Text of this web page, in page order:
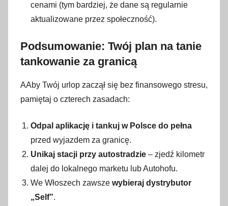
cenami (tym bardziej, że dane są regularnie
aktualizowane przez społeczność).
Podsumowanie: Twój plan na tanie
tankowanie za granicą
AAby Twój urlop zaczął się bez finansowego stresu,
pamiętaj o czterech zasadach:
Odpal aplikację i tankuj w Polsce do pełna
przed wyjazdem za granicę.
Unikaj stacji przy autostradzie – zjedź kilometr
dalej do lokalnego marketu lub Autohofu.
We Włoszech zawsze wybieraj dystrybutor
„Self”.